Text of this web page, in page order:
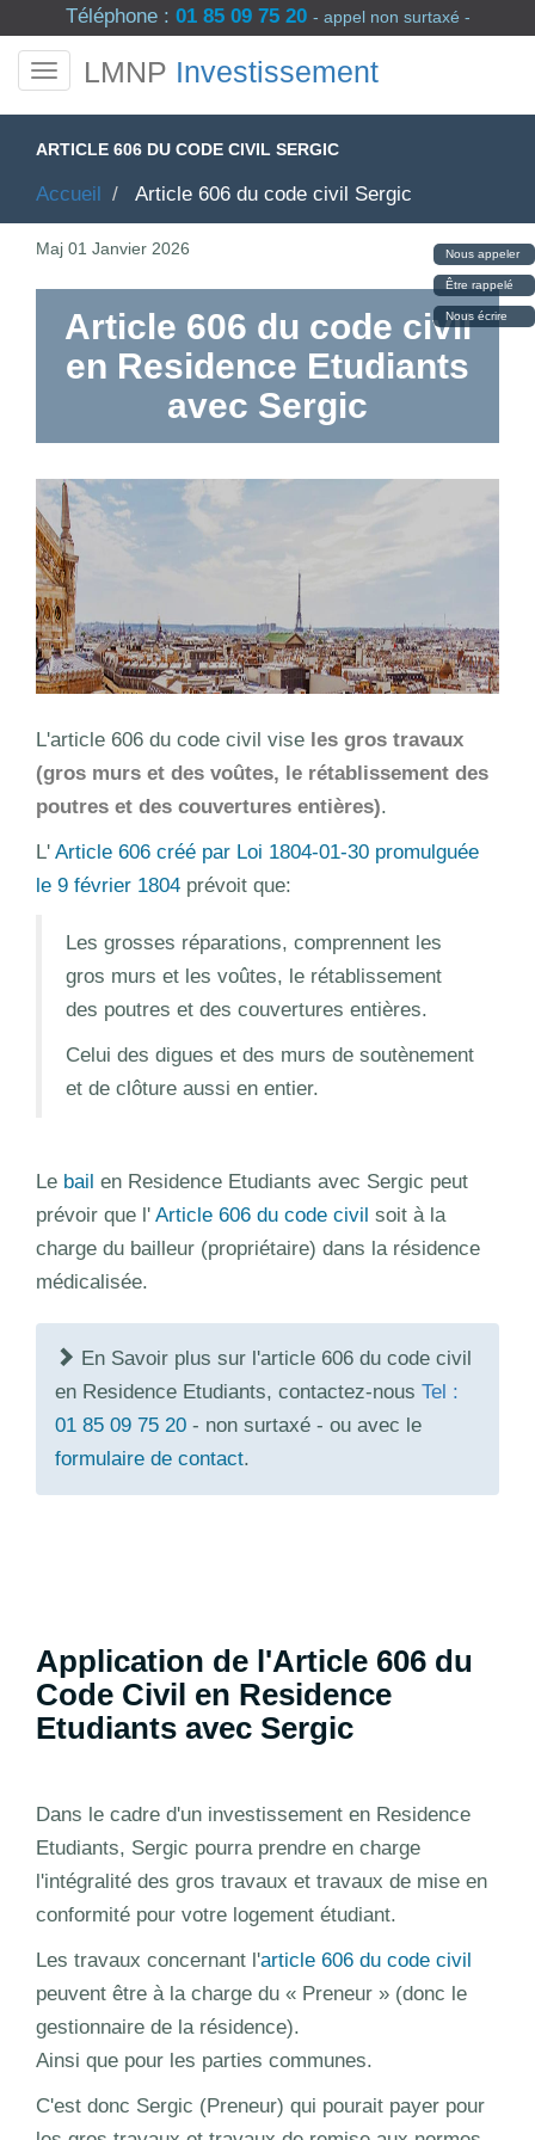
Téléphone : 01 85 09 75 20 - appel non surtaxé -
Nous appeler
Être rappelé
Nous écrire
LMNP Investissement
ARTICLE 606 DU CODE CIVIL SERGIC
Accueil Article 606 du code civil Sergic
Maj 01 Janvier 2026
Article 606 du code civil
en Residence Etudiants
avec Sergic
L'article 606 du code civil vise les gros travaux
(gros murs et des voûtes, le rétablissement des
poutres et des couvertures entières).
L' Article 606 créé par Loi 1804-01-30 promulguée
le 9 février 1804 prévoit que:
Les grosses réparations, comprennent les
gros murs et les voûtes, le rétablissement
des poutres et des couvertures entières.
Celui des digues et des murs de soutènement
et de clôture aussi en entier.
Le bail en Residence Etudiants avec Sergic peut
prévoir que l' Article 606 du code civil soit à la
charge du bailleur (propriétaire) dans la résidence
médicalisée.
En Savoir plus sur l'article 606 du code civil
en Residence Etudiants, contactez-nous Tel :
01 85 09 75 20 - non surtaxé - ou avec le
formulaire de contact.
Application de l'Article 606 du
Code Civil en Residence
Etudiants avec Sergic
Dans le cadre d'un investissement en Residence
Etudiants, Sergic pourra prendre en charge
l'intégralité des gros travaux et travaux de mise en
conformité pour votre logement étudiant.
Les travaux concernant l'article 606 du code civil
peuvent être à la charge du « Preneur » (donc le
gestionnaire de la résidence).
Ainsi que pour les parties communes.
C'est donc Sergic (Preneur) qui pourait payer pour